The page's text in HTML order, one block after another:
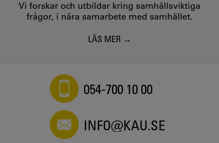
Vi forskar och utbildar kring samhällsviktiga
frågor, i nära samarbete med samhället.
LÄS MER
054-700 10 00
INFO@KAU.SE